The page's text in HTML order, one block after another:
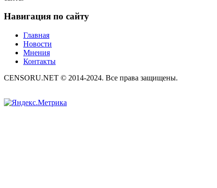
Навигация по сайту
Главная
Новости
Мнения
Контакты
CENSORU.NET © 2014-2024. Все права защищены.